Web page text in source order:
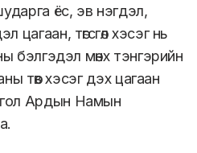
ёс, эв нэгдэл,
цагаан, төгсгөл хэсэг нь
бэлгэдэл мөнх тэнгэрийн
төв хэсэг дэх цагаан
Ардын Намын